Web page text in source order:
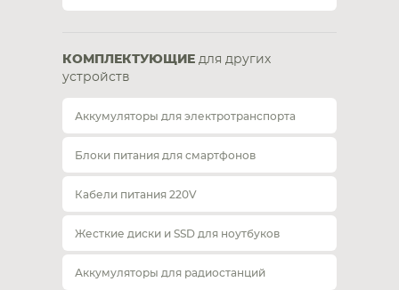
КОМПЛЕКТУЮЩИЕ для других
устройств
Аккумуляторы для электротранспорта
Блоки питания для смартфонов
Кабели питания 220V
Жесткие диски и SSD для ноутбуков
Аккумуляторы для радиостанций